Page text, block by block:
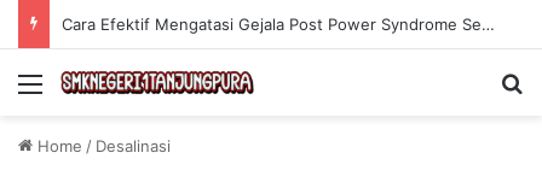
Cara Efektif Mengatasi Gejala Post Power Syndrome Setelah Pensiun Kerja
Menu
Home / Desalinasi